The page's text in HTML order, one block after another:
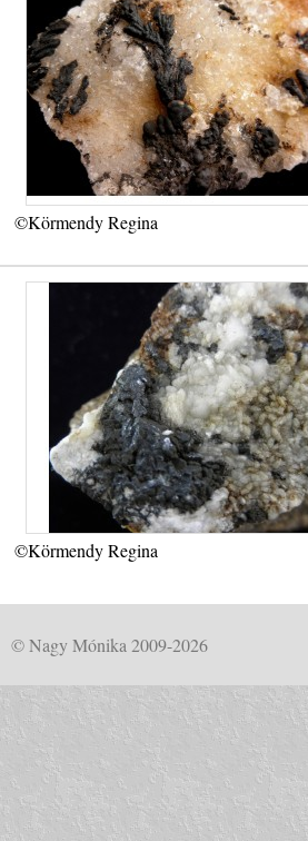
©Körmendy Regina
©Körmendy Regina
© Nagy Mónika 2009-2026